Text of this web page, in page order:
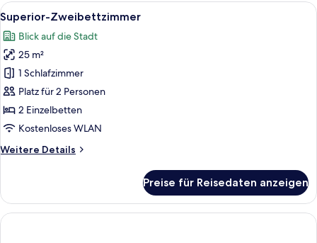
Alle
Fotos
für
Superior-
Zweibettzimmer
anzeigen
Ein Hotelzimmer mit zwei Betten,
5
Superior-Zweibettzimmer
Blick auf die Stadt
25 m²
1 Schlafzimmer
Platz für 2 Personen
2 Einzelbetten
Kostenloses WLAN
Weitere Details
Weitere
Zweibettzimmer
Preise für Reisedaten anzeigen